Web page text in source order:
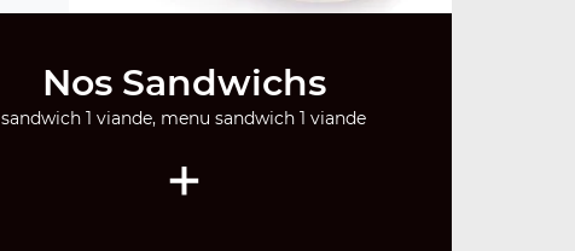
Nos Sandwichs
sandwich 1 viande, menu sandwich 1 viande
+